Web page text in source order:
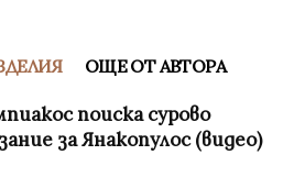
ОЩЕ ОТ АВТОРА
поиска сурово
за Янакопулос (видео)